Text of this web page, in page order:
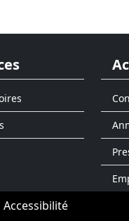
Accessibilité